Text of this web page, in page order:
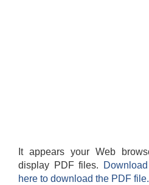
It appears your Web
display PDF files.
here to download the PDF file.